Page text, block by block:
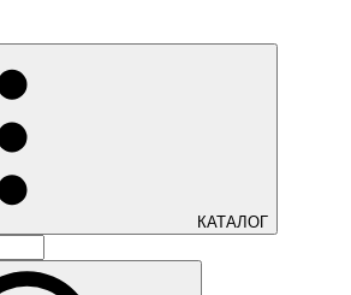
КАТАЛОГ